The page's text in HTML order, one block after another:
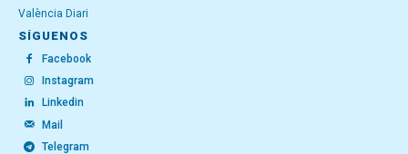
València Diari
SÍGUENOS
Facebook
Instagram
Linkedin
Mail
Telegram